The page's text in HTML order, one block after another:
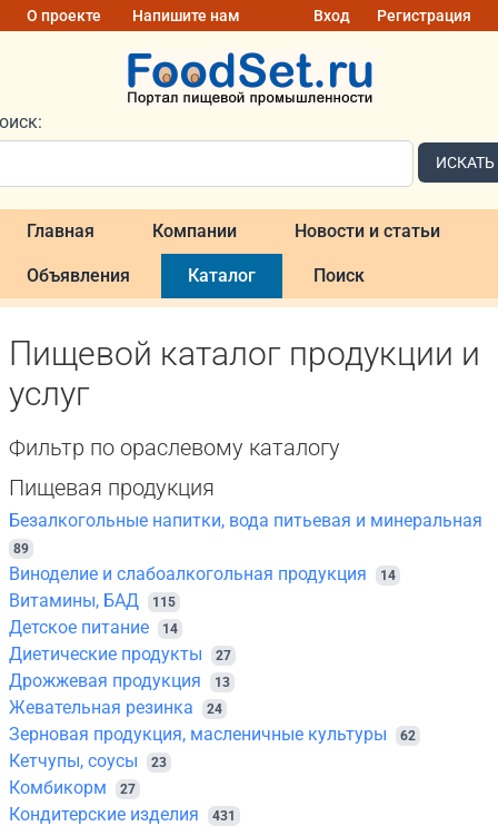
О проекте Напишите нам Вход Регистрация
ИСКАТЬ
Главная Компании Новости и статьи
Объявления Каталог Поиск
Пищевой каталог продукции и
услуг
Фильтр по ораслевому каталогу
Пищевая продукция
Безалкогольные напитки, вода питьевая и минеральная
89
Виноделие и слабоалкогольная продукция 14
Витамины, БАД 115
Детское питание 14
Диетические продукты 27
Дрожжевая продукция 13
Жевательная резинка 24
Зерновая продукция, масленичные культуры 62
Кетчупы, соусы 23
Комбикорм 27
Кондитерские изделия 431